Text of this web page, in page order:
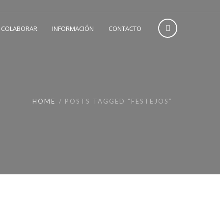
INFORMACIÓN CONTACTO
HOME POSTS TAGGED “FESTEJOS”